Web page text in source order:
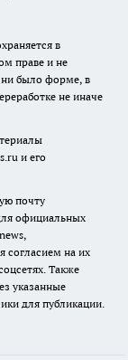
в
праве и не
ни было форме, в
не иначе
и его
почту
официальных
согласием на их
Также
указанные
для публикации.